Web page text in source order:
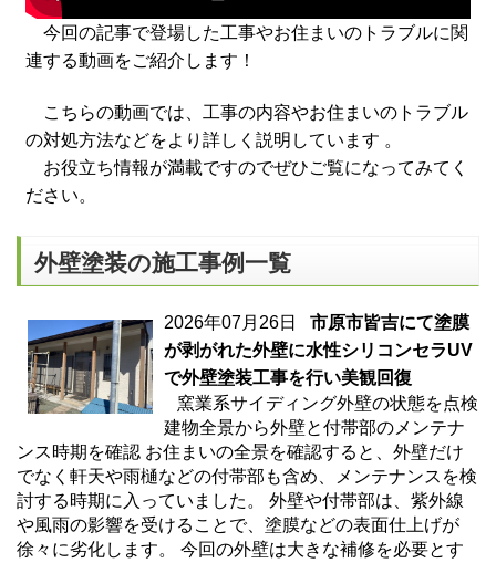
今回の記事で登場した工事やお住まいのトラブルに関
連する動画をご紹介します！
こちらの動画では、工事の内容やお住まいのトラブル
の対処方法などをより詳しく説明しています 。
お役立ち情報が満載ですのでぜひご覧になってみてく
ださい。
外壁塗装の施工事例一覧
2026年07月26日 市原市皆吉にて塗膜
が剥がれた外壁に水性シリコンセラUV
で外壁塗装工事を行い美観回復
窯業系サイディング外壁の状態を点検
建物全景から外壁と付帯部のメンテナ
ンス時期を確認 お住まいの全景を確認すると、外壁だけ
でなく軒天や雨樋などの付帯部も含め、メンテナンスを検
討する時期に入っていました。 外壁や付帯部は、紫外線
や風雨の影響を受けることで、塗膜などの表面仕上げが
徐々に劣化します。 今回の外壁は大きな補修を必要とす